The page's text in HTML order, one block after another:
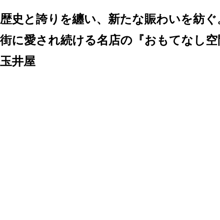
歴史と誇りを纏い、新たな賑わいを紡ぐ
街に愛され続ける名店の『おもてなし空
玉井屋